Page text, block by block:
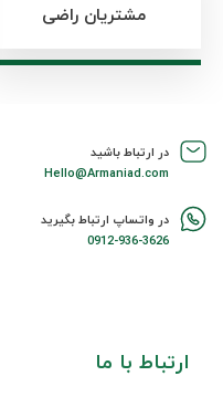
مشتریان راضی
در ارتباط باشید
Hello@Armaniad.com
در واتساپ ارتباط بگیرید
0912-936-3626
ارتباط با ما